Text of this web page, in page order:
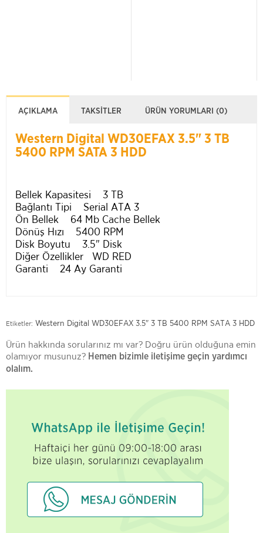
AÇIKLAMA TAKSITLER ÜRÜN YORUMLARI (0)
Western Digital WD30EFAX 3.5" 3 TB
5400 RPM SATA 3 HDD
Bellek Kapasitesi 3 TB
Bağlantı Tipi Serial ATA 3
Ön Bellek 64 Mb Cache Bellek
Dönüş Hızı 5400 RPM
Disk Boyutu 3.5" Disk
Diğer Özellikler WD RED
Garanti 24 Ay Garanti
Etiketler: Western Digital WD30EFAX 3.5" 3 TB 5400 RPM SATA 3 HDD
Ürün hakkında sorularınız mı var? Doğru ürün olduğuna emin
olamıyor musunuz? Hemen bizimle iletişime geçin yardımcı
olalım.